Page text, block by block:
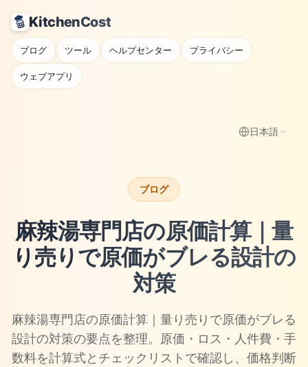
KitchenCost
ブログ ツール ヘルプセンター プライバシー
ウェブアプリ
日本語
ブログ
麻辣湯専門店の原価計算｜量
り売りで原価がブレる設計の
対策
麻辣湯専門店の原価計算｜量り売りで原価がブレる
設計の対策の要点を整理。原価・ロス・人件費・手
数料を計算式とチェックリストで確認し、価格判断